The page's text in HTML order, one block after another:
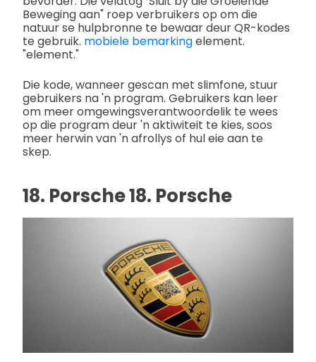
Beweging aan" roep verbruikers op om die
natuur se hulpbronne te bewaar deur QR-kodes
te gebruik. mobiele bemarkingelement.
"element."
Die kode, wanneer gescan met slimfone, stuur
gebruikers na 'n program. Gebruikers kan leer
om meer omgewingsverantwoordelik te wees
op die program deur 'n aktiwiteit te kies, soos
meer herwin van 'n afrollys of hul eie aan te
skep.
18. Porsche 18. Porsche